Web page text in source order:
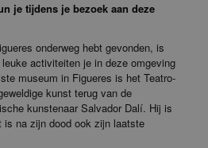
je tijdens je bezoek aan deze
onderweg hebt gevonden, is
activiteiten je in deze omgeving
museum in Figueres is het Teatro-
kunst terug van de
kunstenaar Salvador Dalí. Hij is
is na zijn dood ook zijn laatste